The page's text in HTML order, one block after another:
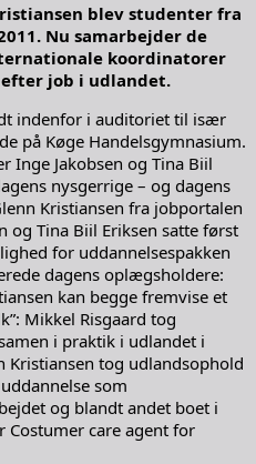
blev studenter fra
Nu samarbejder de
koordinatorer
job i udlandet.
indenfor i auditoriet til især
på Køge Handelsgymnasium.
Inge Jakobsen og Tina Biil
nysgerrige – og dagens
Kristiansen fra jobportalen
og Tina Biil Eriksen satte først
for uddannelsespakken
dagens oplægsholdere:
kan begge fremvise et
Mikkel Risgaard tog
i praktik i udlandet i
Kristiansen tog udlandsophold
som
og blandt andet boet i
Costumer care agent for